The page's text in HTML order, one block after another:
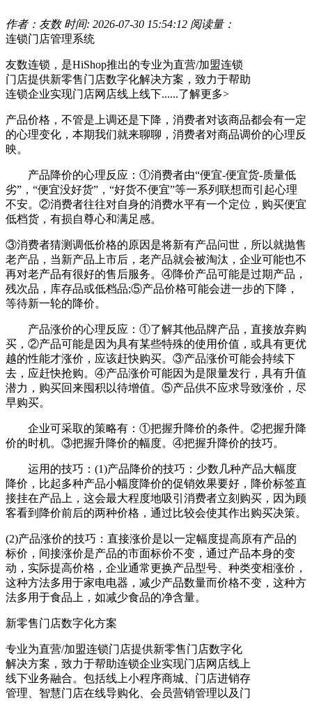
作者：友数 时间: 2026-07-30 15:54:12 阅读量：
连锁门店管理系统
友数连锁，是HiShop推出的专业为直营/加盟连锁
门店提供新零售门店数字化解决方案，致力于帮助
连锁企业实现门店网店线上线下......了解更多>
产品价格，不管是上调还是下降，消费者对该商品都会有一定
的心理变化，本期我们就来聊聊，消费者对商品调价的心理反
映。
产品降价的心理反应：①消费者由“便宜-便宜货-质量低
劣”，“便宜没好货”，“好货不便宜”等一系列联想而引起心理
不安。②消费者往往对自身的消费水平有一个定位，购买便宜
低档货，有损自尊心和满足感。
③消费者猜测调低价格的原因是将新有产品问世，所以就抛售
老产品，当新产品上市后，老产品就会被淘汰，企业可能也不
再对老产品有很好的售后服务。④降价产品可能是过期产品，
残次品，库存品或低档品;⑤产品价格可能会进一步的下降，
等待新一轮的降价。
产品涨价的心理反应：①了解其他品牌产品，直接放弃购
买，②产品可能是因为具有某些特殊的使用价值，或具有更优
越的性能才涨价，应该赶快购买。③产品涨价可能会持续下
去，应赶快抢购。④产品涨价可能因为是限量发行，具有升值
潜力，购买回来囤积以待增值。⑤产品供不应求导致涨价，尽
早购买。
企业可采取的策略有：①把握升降价的条件。②把握升降
价的时机。③把握升降价的幅度。④把握升降价的技巧。
运用的技巧：(1)产品降价的技巧：少数几种产品大幅度
降价，比起多种产品小幅度降价的促销效果要好，降价标签直
接挂在产品上，这会最大程度地吸引消费者立刻购买，因为顾
客看到降价前后的两种价格，通过比较会使其作出购买决策。
(2)产品涨价的技巧：直接涨价是以一定幅度提高原有产品的
标价，间接涨价是产品的市面标价不变，通过产品本身的变
动，实际提高价格，企业通常更换产品型号、种类变相涨价，
这种方法多用于家电电器，减少产品数量而价格不变，这种方
法多用于食品上，如减少食品的净含量。
新零售门店数字化方案
专业为直营/加盟连锁门店提供新零售门店数字化
解决方案，致力于帮助连锁企业实现门店网店线上
线下业务融合。包括线上小程序商城、门店进销存
管理、智慧门店在线导购化、会员营销管理以及门